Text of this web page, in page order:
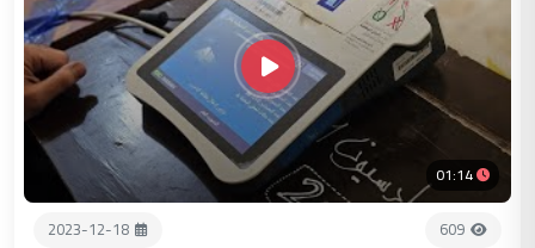
01:14
609
2023-12-18